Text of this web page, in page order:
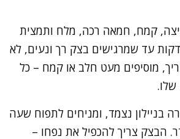
קמח, חמאה רכה, מלח ותמצית
וניל. לשים 7-8 דקות עד שמרגישים בצק רך ונעים, לא
מוסיפים מעט חלב או קמח – כל
בניילון נצמד, ומניחים לתפוח שעה
הבצק צריך להכפיל את נפחו –